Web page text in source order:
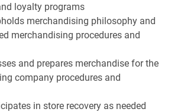
loyalty programs
merchandising philosophy and
merchandising procedures and
and prepares merchandise for the
company procedures and
in store recovery as needed